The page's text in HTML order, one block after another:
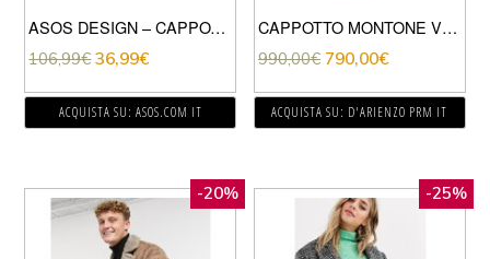
ASOS DESIGN – CAPPOTTO CON MANICHE MOLTO VOLUMINOSE CIOCCOLATO SCURO-MARRONE
106,99€ 36,99€
ACQUISTA SU: ASOS.COM IT
CAPPOTTO MONTONE VERDE CON CAPPUCCIO BORDATO PELLICCIA
990,00€ 790,00€
ACQUISTA SU: D'ARIENZO PRM IT
-20% -25%